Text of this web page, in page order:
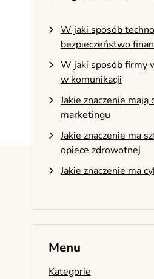
W jaki sposób
bezpieczeństwo
W jaki sposób firmy
w komunikacji
Jakie znaczenie
marketingu
Jakie znaczenie ma
opiece zdrowotnej
Jakie znaczenie ma
Menu
Kategorie